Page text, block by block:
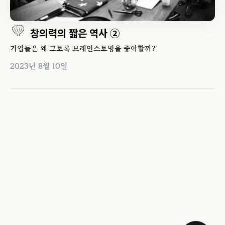
창의력의 짧은 역사 ②
기업들은 왜 그토록 브레인스토밍을 좋아할까?
2023년 8월 10일